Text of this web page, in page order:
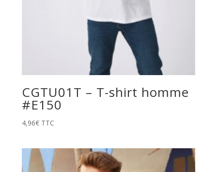
CGTU01T – T-shirt homme
#E150
4,96€ TTC